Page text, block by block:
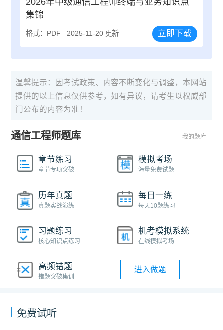
集锦
格式：PDF 2025-11-20 更新 立即下载
温馨提示：因考试政策、内容不断变化与调整，本网站
提供的以上信息仅供参考，如有异议，请考生以权威部
门公布的内容为准！
通信工程师题库 我的题库
章节练习
章节专项突破
模拟考场
海量免费试题
历年真题
真题实战演练
每日一练
每天10题练习
习题练习
核心知识点练习
机考模拟系统
在线模拟考场
高频错题
错题突破集训
进入做题
免费试听